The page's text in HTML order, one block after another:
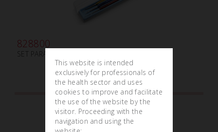
828800
SET PARA MODELAR CERÁMICA DOUBLE-ENDED
This website is intended
exclusively for professionals of
the health sector and uses
cookies to improve and facilitate
the use of the website by the
visitor. Proceeding with the
navigation and using the